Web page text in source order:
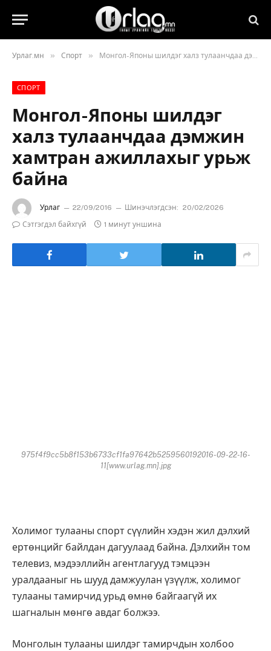
Урлаг.мн » Спорт » Монгол-Японы шилдэг халз тулаанчдаа дэмжин хамтран ажиллахыг урьж байна
СПОРТ
Монгол-Японы шилдэг
халз тулаанчдаа дэмжин
хамтран ажиллахыг урьж
байна
Урлаг 22/09/2016 Шинэчлэгдсэн: 20/02/2026
Сэтгэгдэл байхгүй
1 минут уншина
975f4f9cc5b8f153b6733cf1fa97642b5259560192016-09-22-16-
11[www.urlag.mn].jpg
Холимог тулааны спорт сүүлийн хэдэн жил дэлхий
ертөнцийг байлдан дагуулаад байна. Дэлхийн том
телевиз, мэдээллийн агентлагууд тэмцээн
уралдааныг нь шууд дамжуулан үзүүлж, холимог
тулааны тамирчид урьд өмнө байгаагүй их
шагналын мөнгө авдаг болжээ.
Монголын тулааны шилдэг тамирчдын холбоо